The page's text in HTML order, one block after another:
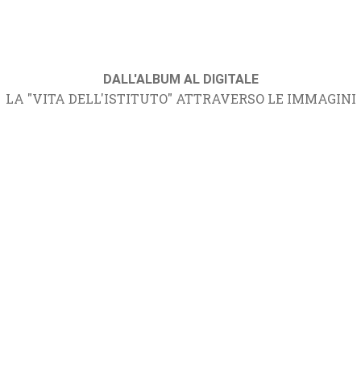
DALL'ALBUM AL DIGITALE
LA "VITA DELL'ISTITUTO" ATTRAVERSO LE IMMAGINI